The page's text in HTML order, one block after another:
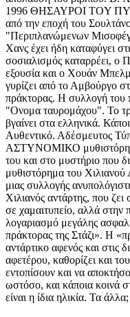
1996 ΘΗΣΑΥΡΟΙ TOY
από την εποχή του
"Περιπλανώμενων
Χανς έχει ήδη καταφύγει
σοσιαλισμός καταρρέει, ο
εξουσία και ο Χουάν
γυρίζει από το Αμβούργο
πράκτορας. Η συλλογή του
"Ονομα ταυρομάχου". Το
βγαίνει στα ελληνικά.
Αυθεντικό. Αδέσμευτος
ΑΣΤΥΝΟΜΙΚΟ
του και στο μυστήριο που
μυθιστόρημα του
μιας συλλογής
Χιλιανός αντάρτης, που
σε χαμαιτυπείο, αλλά στην
λογαριασμό μεγάλης
πράκτορας της Στάζι». Η
αντάρτικο αφενός και στις
αφετέρου, καθορίζει και
εντοπίσουν και να
ωστόσο, και κάποια κοινά
είναι η ίδια ηλικία. Τα